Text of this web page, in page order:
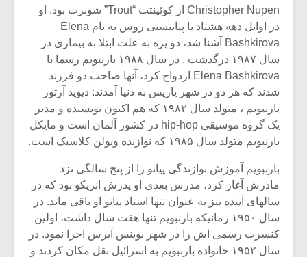
Christopher Nupen از کوئینتت “Trout” شوبرت بود. او
در اوایل دهه هشتاد با پیانیستی روس به نام Elena
Bashkirova آشنا شد، دو پره به علت ابتلا به بیماری در
سال ۱۹۸۷ درگذشت . در سال ۱۹۸۸ بارنبویم رسما با
Elena Bashkirova ازدواج کرد، آنها صاحب دو فرزند
شدند که هر دو در شهر پاریس به دنیا آمدند: دیوید آرتور
بارنبویم ، متولد سال ۱۹۸۲ که هم اکنون نویسنده و مدیر
یک گروه موسیقی hip-hop در کشور آلمان است و مایکل
بارنبویم متولد سال ۱۹۸۵ که نوازنده ویولن کلاسیک است.
بارنبویم آموزش نوازندگی پیانو را از پنج سالگی نزد
مادرش آغاز کرد، مدرس بعدی او پدرش انریکو بود که در
سالهای آینده نیز به عنوان تنها استاد پیانو او باقی ماند. در
سال ۱۹۵۰ زمانیکه بارنبویم تنها هفت سال داشت، اولین
کنسرت رسمی اش را در شهر بوینس آیرس اجرا نمود. در
سال ۱۹۵۲ خانواده بارنبویم به اسرائیل نقل مکان کردند و
یادداشتی بر موسیقی
متن فیلم «متری
شیش و نیم»
اگر نمی توانی
مشهورترین باشی،
بدنام ترین باش
سکانسی
موسیقی